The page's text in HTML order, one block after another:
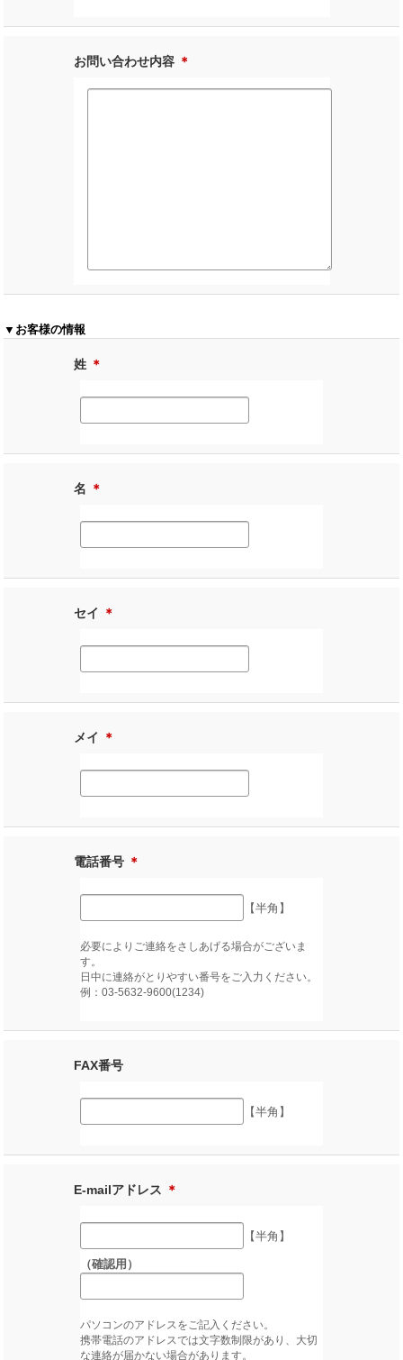
お問い合わせ内容 ＊
▼お客様の情報
姓 ＊
名 ＊
セイ ＊
メイ ＊
電話番号 ＊
【半角】
必要によりご連絡をさしあげる場合がございま
す。
日中に連絡がとりやすい番号をご入力ください。
例：03-5632-9600(1234)
FAX番号
【半角】
E-mailアドレス ＊
【半角】
（確認用）
パソコンのアドレスをご記入ください。
携帯電話のアドレスでは文字数制限があり、大切
な連絡が届かない場合があります。